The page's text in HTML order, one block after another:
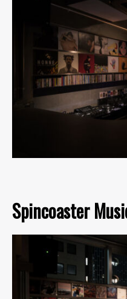
Spincoaster